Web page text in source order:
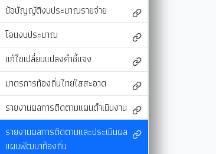
มาตรการท้องถิ่นไทยใสสะอาด
รายงานผลการติดตามแผนดำเนินงาน
รายงานผลการติดตามและประเมินผลแผนพัฒนาท้องถิ่น
การรับฟังความคิดเห็นของประชาชน ในการจัดทำแผนพัฒ
แผนปฏิบัติการลดใช้พลังงาน
รายงานผลการดำเนินงานประจำปี
การใช้จ่ายเงินสะสม
สถิติ
มาตรการส่งเสริมคุณธรรมและความโปร่งใส
มาตรการป้องกันการละเว้นการปฏิบัติหน้าที่
รายงานผลการปฏิบัติงานตามนโยบายของนา
ข้อบัญญัติงบประมาณรายจ่าย
โอนงบประมาณ
แก้ไขเปลี่ยนแปลงคำชี้แจง
มาตรการท้องถิ่นไทยใสสะอาด
รายงานผลการติดตามแผนดำเนินงาน
รายงานผลการติดตามและประเมินผล
แผนพัฒนาท้องถิ่น